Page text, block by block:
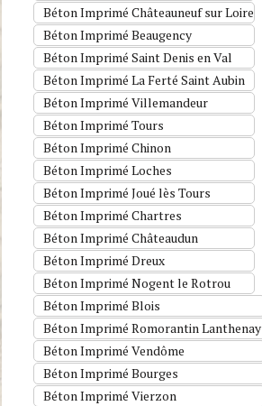
Béton Imprimé Châteauneuf sur Loire
Béton Imprimé Beaugency
Béton Imprimé Saint Denis en Val
Béton Imprimé La Ferté Saint Aubin
Béton Imprimé Villemandeur
Béton Imprimé Tours
Béton Imprimé Chinon
Béton Imprimé Loches
Béton Imprimé Joué lès Tours
Béton Imprimé Chartres
Béton Imprimé Châteaudun
Béton Imprimé Dreux
Béton Imprimé Nogent le Rotrou
Béton Imprimé Blois
Béton Imprimé Romorantin Lanthenay
Béton Imprimé Vendôme
Béton Imprimé Bourges
Béton Imprimé Vierzon